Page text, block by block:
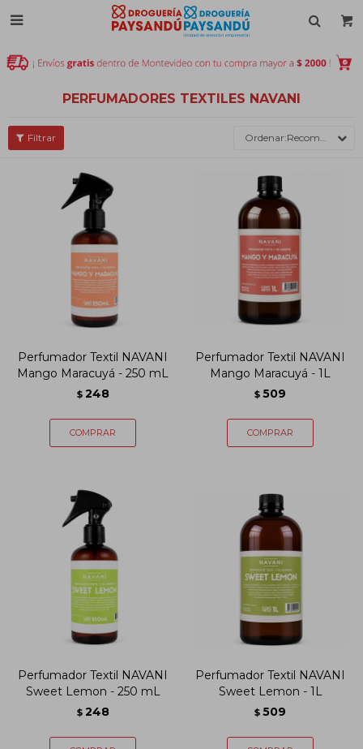

PERFUMADORES TEXTILES NAVANI
Recomendados
Perfumador Textil NAVANI
Mango Maracuyá - 250 mL
$ 248
Perfumador Textil NAVANI
Mango Maracuyá - 1L
$ 509
Perfumador Textil NAVANI
Sweet Lemon - 250 mL
$ 248
Perfumador Textil NAVANI
Sweet Lemon - 1L
$ 509